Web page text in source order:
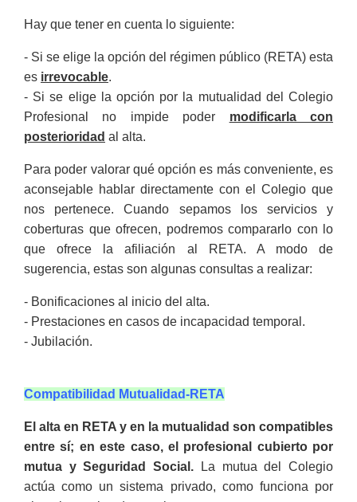
Hay que tener en cuenta lo siguiente:
- Si se elige la opción del régimen público (RETA) esta
es irrevocable.
- Si se elige la opción por la mutualidad del Colegio
Profesional no impide poder modificarla con
posterioridad al alta.
Para poder valorar qué opción es más conveniente, es
aconsejable hablar directamente con el Colegio que
nos pertenece. Cuando sepamos los servicios y
coberturas que ofrecen, podremos compararlo con lo
que ofrece la afiliación al RETA. A modo de
sugerencia, estas son algunas consultas a realizar:
- Bonificaciones al inicio del alta.
- Prestaciones en casos de incapacidad temporal.
- Jubilación.
Compatibilidad Mutualidad-RETA
El alta en RETA y en la mutualidad son compatibles
entre sí; en este caso, el profesional cubierto por
mutua y Seguridad Social.
La mutua del Colegio
actúa como un sistema privado, como funciona por